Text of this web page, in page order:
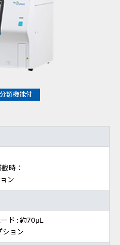
類機能付
時：
ン
ド : 約70μL
ョン